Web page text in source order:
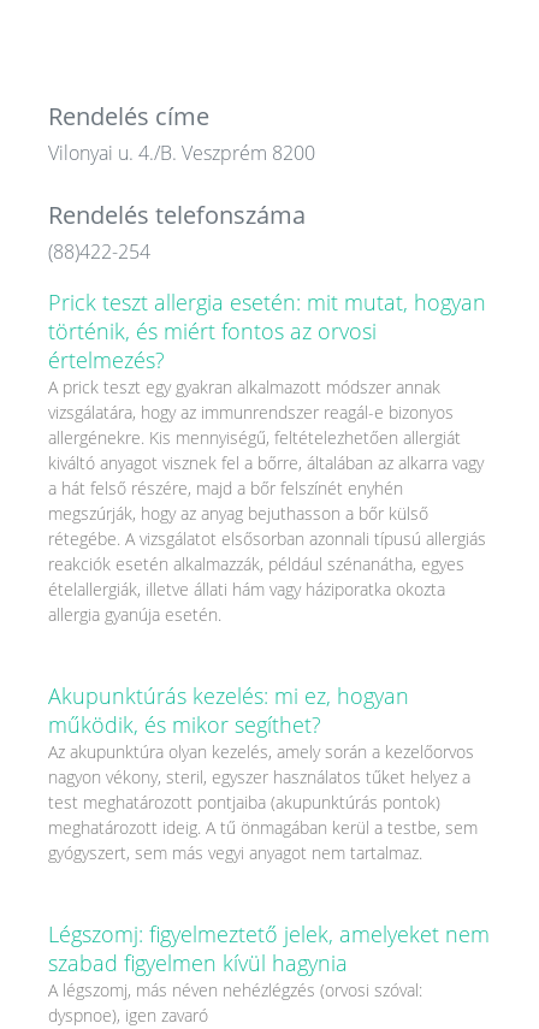
Rendelés címe
Vilonyai u. 4./B. Veszprém 8200
Rendelés telefonszáma
(88)422-254
Prick teszt allergia esetén: mit mutat, hogyan
történik, és miért fontos az orvosi
értelmezés?
A prick teszt egy gyakran alkalmazott módszer annak
vizsgálatára, hogy az immunrendszer reagál-e bizonyos
allergénekre. Kis mennyiségű, feltételezhetően allergiát
kiváltó anyagot visznek fel a bőrre, általában az alkarra vagy
a hát felső részére, majd a bőr felszínét enyhén
megszúrják, hogy az anyag bejuthasson a bőr külső
rétegébe. A vizsgálatot elsősorban azonnali típusú allergiás
reakciók esetén alkalmazzák, például szénanátha, egyes
ételallergiák, illetve állati hám vagy háziporatka okozta
allergia gyanúja esetén.
Akupunktúrás kezelés: mi ez, hogyan
működik, és mikor segíthet?
Az akupunktúra olyan kezelés, amely során a kezelőorvos
nagyon vékony, steril, egyszer használatos tűket helyez a
test meghatározott pontjaiba (akupunktúrás pontok)
meghatározott ideig. A tű önmagában kerül a testbe, sem
gyógyszert, sem más vegyi anyagot nem tartalmaz.
Légszomj: figyelmeztető jelek, amelyeket nem
szabad figyelmen kívül hagynia
A légszomj, más néven nehézlégzés (orvosi szóval:
dyspnoe), igen zavaró